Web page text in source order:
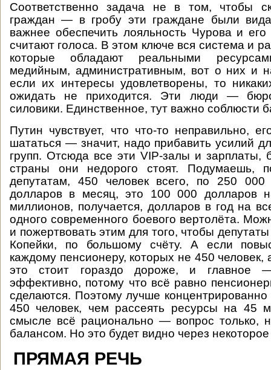
Соответственно задача не в том, чтобы
граждан — в гробу эти граждане были
важнее обеспечить лояльность Чурова и
считают голоса. В этом ключе вся система и
которые обладают реальными
медийным, административным, вот о них и
если их интересы удовлетворены, то
ожидать не приходится. Эти люди —
силовики. Единственное, тут важно соблюсти
Путин чувствует, что что-то неправильно,
шататься — значит, надо прибавить усилий
групп. Отсюда все эти VIP-залы и зарплаты,
страны они недорого стоят. Подумаешь,
депутатам, 450 человек всего, по 250
долларов в месяц, это 100 000 долларов
миллионов, получается, долларов в год на
одного современного боевого вертолёта.
и пожертвовать этим для того, чтобы
Копейки, по большому счёту. А если
каждому пенсионеру, которых не 450 человек,
это стоит гораздо дороже, и главное
эффективно, потому что всё равно
сделаются. Поэтому лучше концентрированно
450 человек, чем рассеять ресурсы на 45
смысле всё рационально — вопрос только,
балансом. Но это будет видно через
ПРЯМАЯ РЕЧЬ